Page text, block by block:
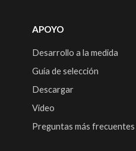
APOYO
Desarrollo a la medida
Guía de selección
Descargar
Video
Preguntas más frecuentes